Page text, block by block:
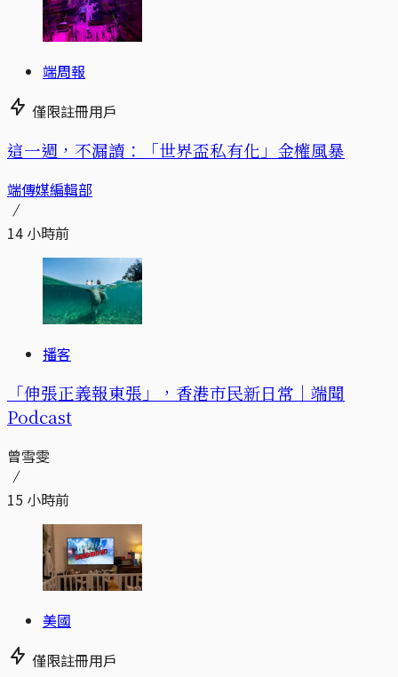
端周報
僅限註冊用戶
這一週，不漏讀：「世界盃私有化」金權風暴
端傳媒編輯部
14 小時前
播客
「伸張正義報東張」，香港市民新日常｜端聞
Podcast
曾雪雯
15 小時前
美國
僅限註冊用戶